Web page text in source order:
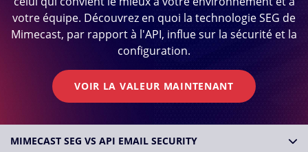
votre équipe. Découvrez en quoi la technologie SEG de
Mimecast, par rapport à l'API, influe sur la sécurité et la
configuration.
VOIR LA VALEUR MAINTENANT
MIMECAST SEG VS API EMAIL SECURITY